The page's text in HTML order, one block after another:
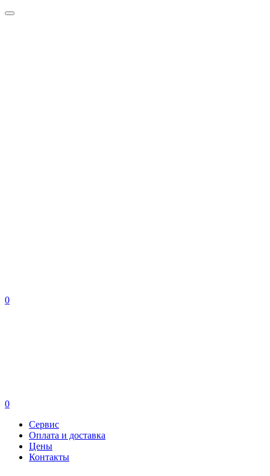
0
0
Сервис
Оплата и доставка
Цены
Контакты